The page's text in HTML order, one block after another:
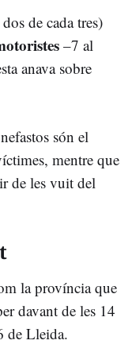
de cada tres)
–7 al
anava sobre
són el
mentre que
de les vuit del
la província que
davant de les 14
de Lleida.